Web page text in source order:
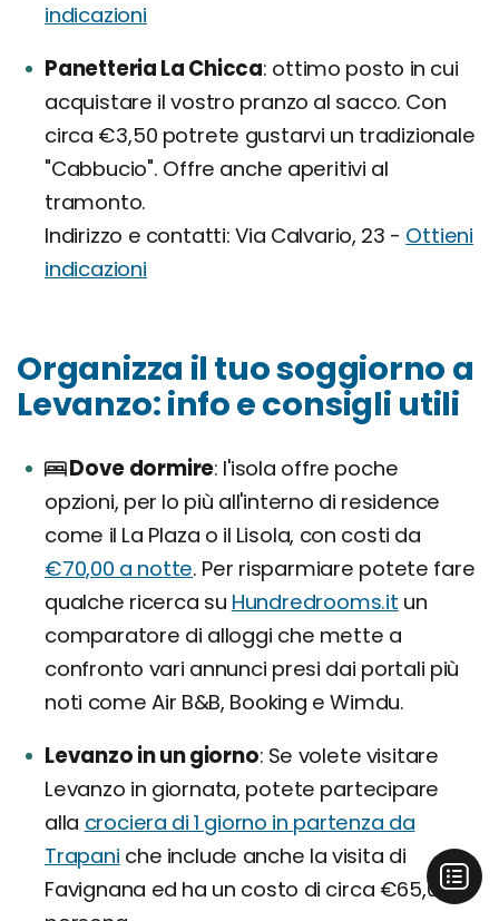
indicazioni
Panetteria La Chicca ottimo posto in cui
acquistare il vostro pranzo al sacco. Con
circa €3,50 potrete gustarvi un tradizionale
"Cabbucio". Offre anche aperitivi al
tramonto.
Indirizzo e contatti: Via Calvario, 23 - Ottieni
indicazioni
Organizza il tuo soggiorno a
Levanzo: info e consigli utili
Dove dormire l'isola offre poche
opzioni, per lo più all'interno di residence
come il La Plaza o il Lisola, con costi da
€70,00 a notte. Per risparmiare potete fare
qualche ricerca su Hundredrooms.it un
comparatore di alloggi che mette a
confronto vari annunci presi dai portali più
noti come Air B&B, Booking e Wimdu.
Levanzo in un giorno Se volete visitare
Levanzo in giornata, potete partecipare
alla crociera di 1 giorno in partenza da
Trapani che include anche la visita di
Favignana ed ha un costo di circa €65,00 a